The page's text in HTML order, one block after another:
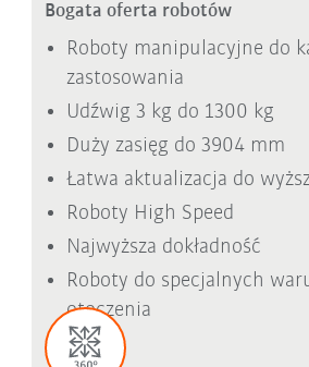
Bogata oferta robotów
Roboty manipulacyjne do
zastosowania
Udźwig 3 kg do 1300 kg
Duży zasięg do 3904 mm
Łatwa aktualizacja do
Roboty High Speed
Najwyższa dokładność
Roboty do specjalnych
otoczenia